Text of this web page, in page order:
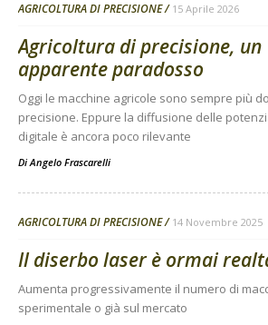
AGRICOLTURA DI PRECISIONE 15 Aprile 2026
Agricoltura di precisione, un
apparente paradosso
Oggi le macchine agricole sono sempre più
precisione. Eppure la diffusione delle
digitale è ancora poco rilevante
DiAngelo Frascarelli
AGRICOLTURA DI PRECISIONE 14 Novembre 2025
Il diserbo laser è ormai
Aumenta progressivamente il numero di
sperimentale o già sul mercato